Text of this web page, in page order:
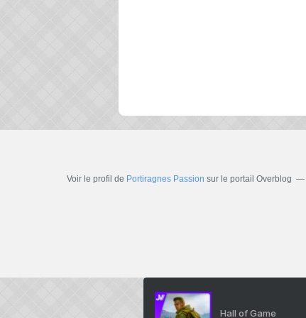
Voir le profil de Portiragnes Passion sur le portail Overblog
Hall of Game